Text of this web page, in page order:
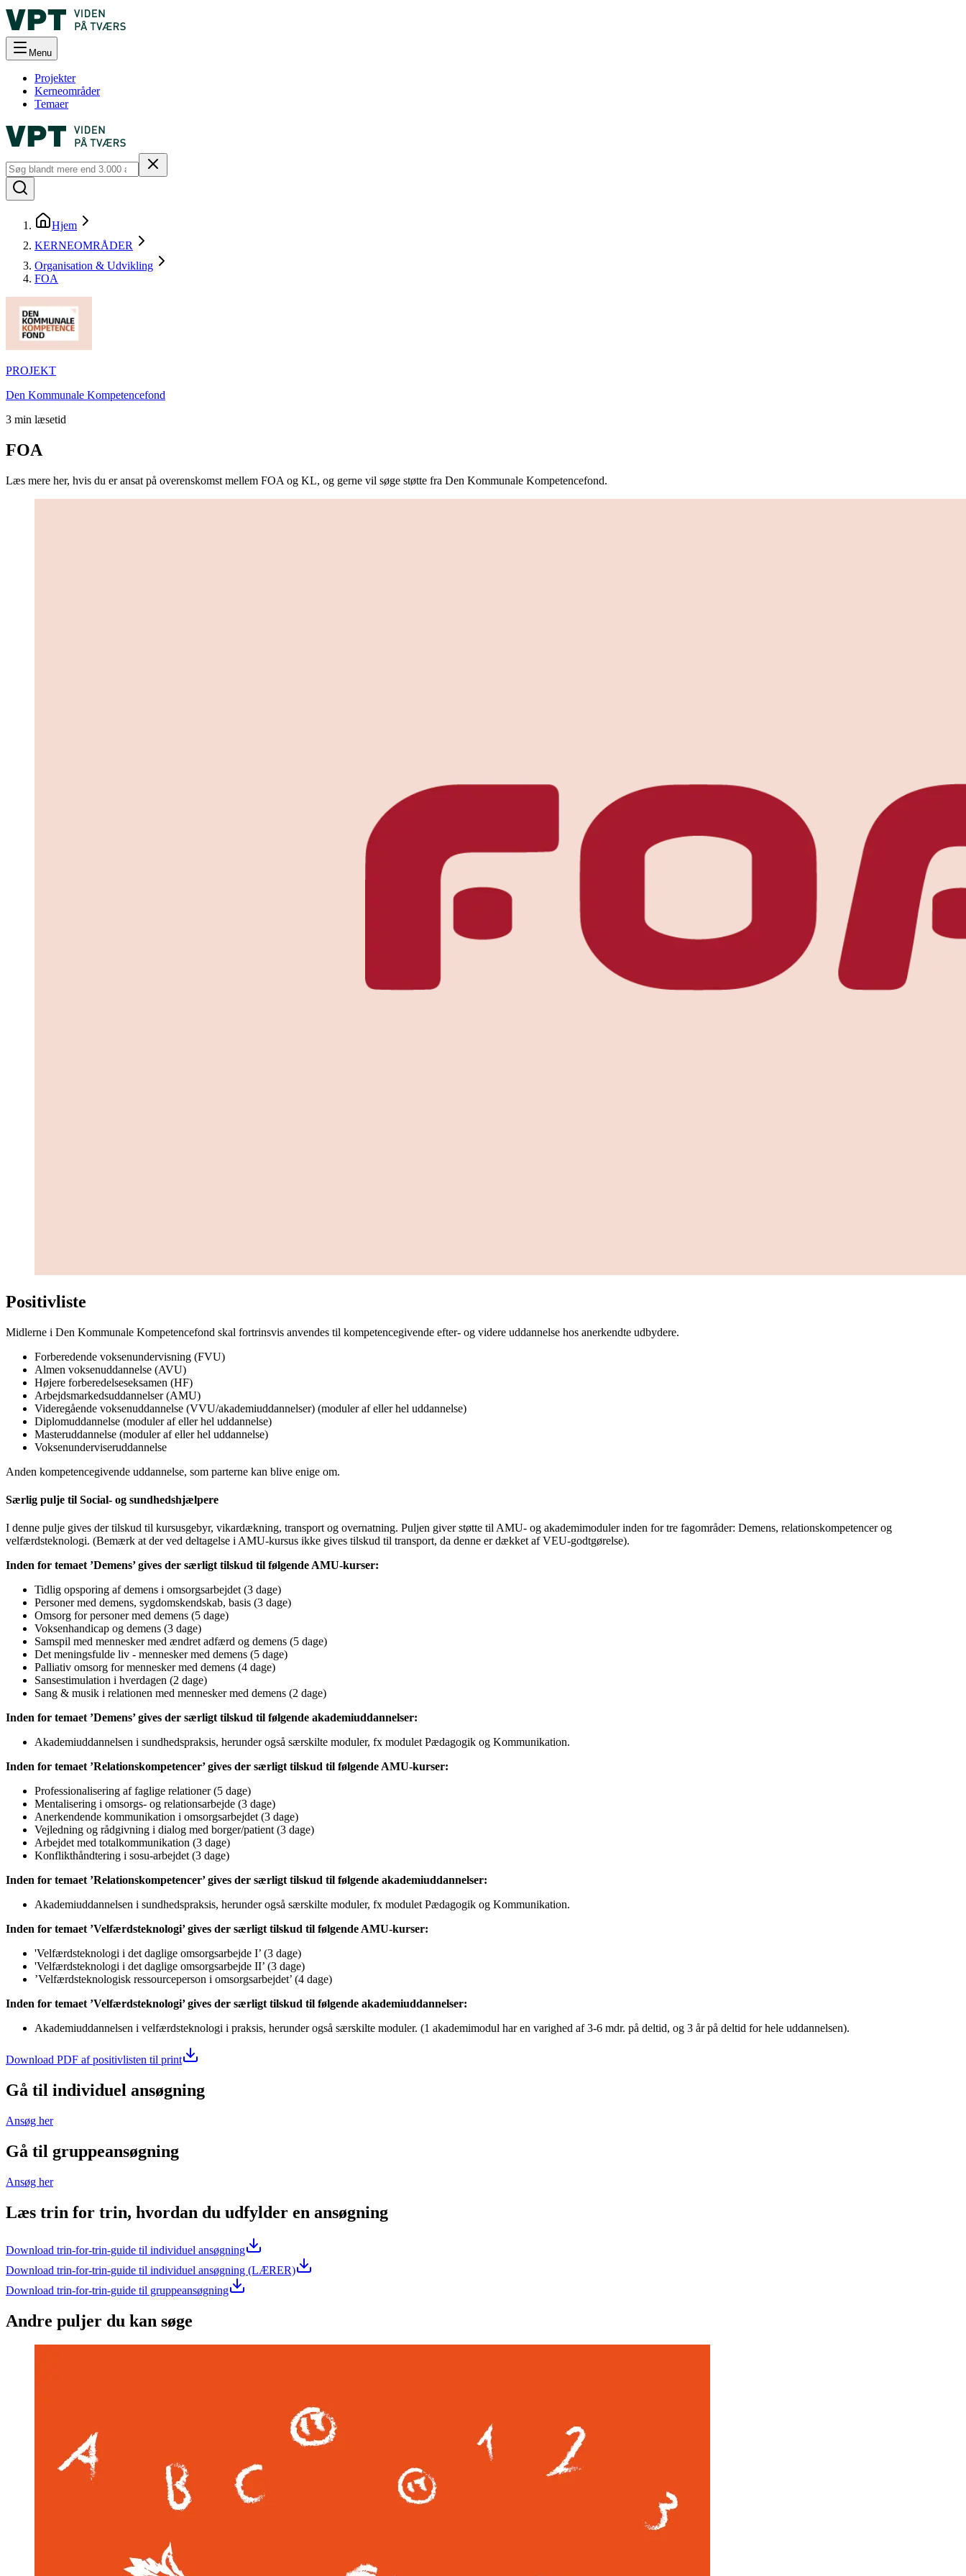
Menu
Projekter
Kerneområder
Temaer
Hjem
KERNEOMRÅDER
Organisation & Udvikling
FOA
PROJEKT
Den Kommunale Kompetencefond
3 min læsetid
FOA
Læs mere her, hvis du er ansat på overenskomst mellem FOA og KL, og gerne vil søge støtte fra Den Kommunale Kompetencefond.
Positivliste
Midlerne i Den Kommunale Kompetencefond skal fortrinsvis anvendes til kompetencegivende efter- og videre uddannelse hos anerkendte udbydere.
Forberedende voksenundervisning (FVU)
Almen voksenuddannelse (AVU)
Højere forberedelseseksamen (HF)
Arbejdsmarkedsuddannelser (AMU)
Videregående voksenuddannelse (VVU/akademiuddannelser) (moduler af eller hel uddannelse)
Diplomuddannelse (moduler af eller hel uddannelse)
Masteruddannelse (moduler af eller hel uddannelse)
Voksenunderviseruddannelse
Anden kompetencegivende uddannelse, som parterne kan blive enige om.
Særlig pulje til Social- og sundhedshjælpere
I denne pulje gives der tilskud til kursusgebyr, vikardækning, transport og overnatning. Puljen giver støtte til AMU- og akademimoduler inden for tre fagområder: Demens, relationskompetencer og
velfærdsteknologi. (Bemærk at der ved deltagelse i AMU-kursus ikke gives tilskud til transport, da denne er dækket af VEU-godtgørelse).
Inden for temaet ’Demens’ gives der særligt tilskud til følgende AMU-kurser:
Tidlig opsporing af demens i omsorgsarbejdet (3 dage)
Personer med demens, sygdomskendskab, basis (3 dage)
Omsorg for personer med demens (5 dage)
Voksenhandicap og demens (3 dage)
Samspil med mennesker med ændret adfærd og demens (5 dage)
Det meningsfulde liv - mennesker med demens (5 dage)
Palliativ omsorg for mennesker med demens (4 dage)
Sansestimulation i hverdagen (2 dage)
Sang & musik i relationen med mennesker med demens (2 dage)
Inden for temaet ’Demens’ gives der særligt tilskud til følgende akademiuddannelser:
Akademiuddannelsen i sundhedspraksis, herunder også særskilte moduler, fx modulet Pædagogik og Kommunikation.
Inden for temaet ’Relationskompetencer’ gives der særligt tilskud til følgende AMU-kurser:
Professionalisering af faglige relationer (5 dage)
Mentalisering i omsorgs- og relationsarbejde (3 dage)
Anerkendende kommunikation i omsorgsarbejdet (3 dage)
Vejledning og rådgivning i dialog med borger/patient (3 dage)
Arbejdet med totalkommunikation (3 dage)
Konflikthåndtering i sosu-arbejdet (3 dage)
Inden for temaet ’Relationskompetencer’ gives der særligt tilskud til følgende akademiuddannelser:
Akademiuddannelsen i sundhedspraksis, herunder også særskilte moduler, fx modulet Pædagogik og Kommunikation.
Inden for temaet ’Velfærdsteknologi’ gives der særligt tilskud til følgende AMU-kurser:
'Velfærdsteknologi i det daglige omsorgsarbejde I’ (3 dage)
'Velfærdsteknologi i det daglige omsorgsarbejde II’ (3 dage)
’Velfærdsteknologisk ressourceperson i omsorgsarbejdet’ (4 dage)
Inden for temaet ’Velfærdsteknologi’ gives der særligt tilskud til følgende akademiuddannelser:
Akademiuddannelsen i velfærdsteknologi i praksis, herunder også særskilte moduler. (1 akademimodul har en varighed af 3-6 mdr. på deltid, og 3 år på deltid for hele uddannelsen).
Download PDF af positivlisten til print
Gå til individuel ansøgning
Ansøg her
Gå til gruppeansøgning
Ansøg her
Læs trin for trin, hvordan du udfylder en ansøgning
Download trin-for-trin-guide til individuel ansøgning
Download trin-for-trin-guide til individuel ansøgning (LÆRER)
Download trin-for-trin-guide til gruppeansøgning
Andre puljer du kan søge